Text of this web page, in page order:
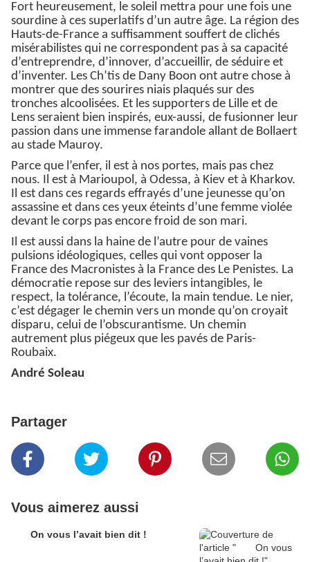
Fort heureusement, le soleil mettra pour une fois une
sourdine à ces superlatifs d’un autre âge. La région des
Hauts-de-France a suffisamment souffert de clichés
misérabilistes qui ne correspondent pas à sa capacité
d’entreprendre, d’innover, d’accueillir, de séduire et
d’inventer. Les Ch’tis de Dany Boon ont autre chose à
montrer que des sourires niais plaqués sur des
tronches alcoolisées. Et les supporters de Lille et de
Lens seraient bien inspirés, eux-aussi, de fusionner leur
passion dans une immense farandole allant de Bollaert
au stade Mauroy.
Parce que l’enfer, il est à nos portes, mais pas chez
nous. Il est à Marioupol, à Odessa, à Kiev et à Kharkov.
Il est dans ces regards effrayés d’une jeunesse qu’on
assassine et dans ces yeux éteints d’une femme violée
devant le corps pas encore froid de son mari.
Il est aussi dans la haine de l’autre pour de vaines
pulsions idéologiques, celles qui vont opposer la
France des Macronistes à la France des Le Penistes. La
démocratie repose sur des leviers intangibles, le
respect, la tolérance, l’écoute, la main tendue. Le nier,
c’est dégager le chemin vers un monde qu’on croyait
disparu, celui de l’obscurantisme. Un chemin
autrement plus piégeux que les pavés de Paris-
Roubaix.
André Soleau
Partager
Vous aimerez aussi
On vous l’avait bien dit !